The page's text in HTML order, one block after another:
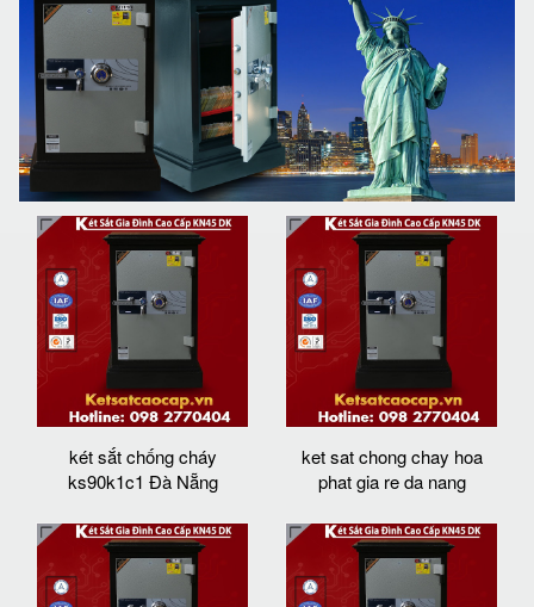
két sắt chống cháy
ks90k1c1 Đà Nẵng
ket sat chong chay hoa
phat gia re da nang